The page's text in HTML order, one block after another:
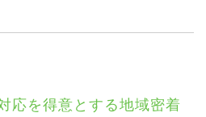
応を得意とする地域密着